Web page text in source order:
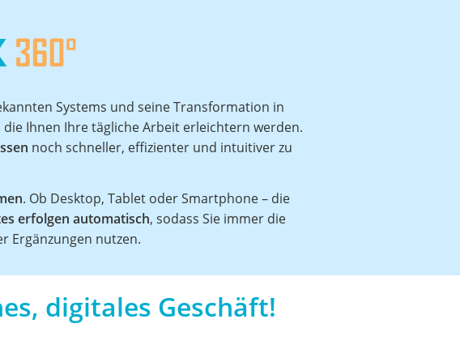
Systems und seine Transformation in
die Ihnen Ihre tägliche Arbeit erleichtern werden.
noch schneller, effizienter und intuitiver zu
. Ob Desktop, Tablet oder Smartphone – die
erfolgen automatisch, sodass Sie immer die
Ergänzungen nutzen.
digitales Geschäft!